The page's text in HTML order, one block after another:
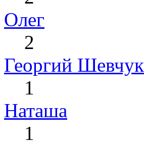
Олег
2
Георгий Шевчук
1
Наташа
1